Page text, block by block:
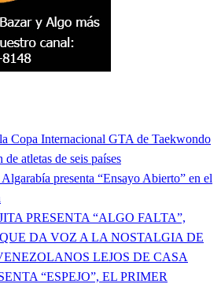
Copa Internacional GTA de Taekwondo
atletas de seis países
presenta “Ensayo Abierto” en el
PRESENTA “ALGO FALTA”,
DA VOZ A LA NOSTALGIA DE
LEJOS DE CASA
“ESPEJO”, EL PRIMER